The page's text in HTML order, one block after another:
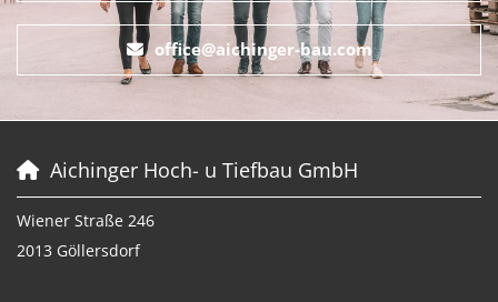
office@aichinger-bau.com
 Aichinger Hoch- u Tiefbau GmbH
Wiener Straße 246
2013 Göllersdorf